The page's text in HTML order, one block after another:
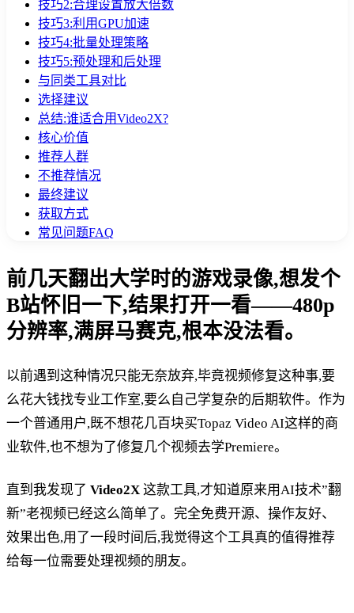
技巧2:合理设置放大倍数
技巧3:利用GPU加速
技巧4:批量处理策略
技巧5:预处理和后处理
与同类工具对比
选择建议
总结:谁适合用Video2X?
核心价值
推荐人群
不推荐情况
最终建议
获取方式
常见问题FAQ
前几天翻出大学时的游戏录像,想发个
B站怀旧一下,结果打开一看——480p
分辨率,满屏马赛克,根本没法看。
以前遇到这种情况只能无奈放弃,毕竟视频修复这种事,要
么花大钱找专业工作室,要么自己学复杂的后期软件。作为
一个普通用户,既不想花几百块买Topaz Video AI这样的商
业软件,也不想为了修复几个视频去学Premiere。
直到我发现了 Video2X 这款工具,才知道原来用AI技术”翻
新”老视频已经这么简单了。完全免费开源、操作友好、
效果出色,用了一段时间后,我觉得这个工具真的值得推荐
给每一位需要处理视频的朋友。